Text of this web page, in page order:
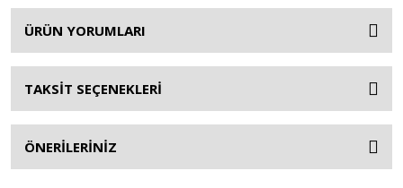
ÜRÜN YORUMLARI
TAKSİT SEÇENEKLERİ
ÖNERİLERİNİZ